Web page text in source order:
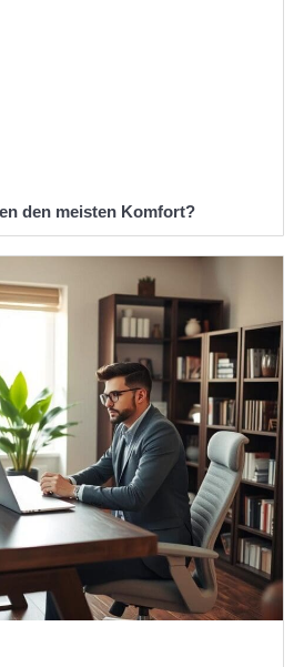
den meisten Komfort?